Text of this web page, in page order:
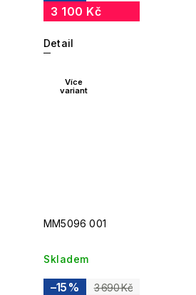
3 100 Kč
Detail
Více
variant
MM5096 001
Skladem
3 690 Kč
–15 %